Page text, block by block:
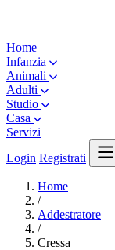
Home
Infanzia
Animali
Adulti
Studio
Casa
Servizi
Login Registrati
Home
/
Addestratore
/
Cressa